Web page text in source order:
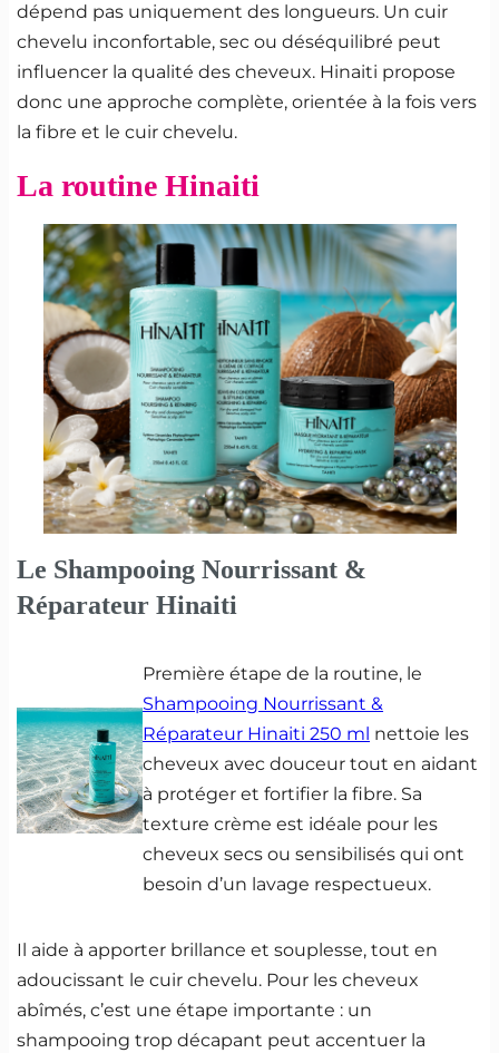
dépend pas uniquement des longueurs. Un cuir
chevelu inconfortable, sec ou déséquilibré peut
influencer la qualité des cheveux. Hinaiti propose
donc une approche complète, orientée à la fois vers
la fibre et le cuir chevelu.
La routine Hinaiti
Le Shampooing Nourrissant &
Réparateur Hinaiti
Première étape de la routine, le
Shampooing Nourrissant &
Réparateur Hinaiti 250 ml nettoie les
cheveux avec douceur tout en aidant
à protéger et fortifier la fibre. Sa
texture crème est idéale pour les
cheveux secs ou sensibilisés qui ont
besoin d’un lavage respectueux.
Il aide à apporter brillance et souplesse, tout en
adoucissant le cuir chevelu. Pour les cheveux
abîmés, c’est une étape importante : un
shampooing trop décapant peut accentuer la